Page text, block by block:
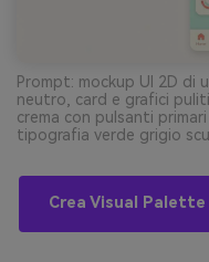
Prompt: mockup UI 2D di
neutro, card e grafici
crema con pulsanti
tipografia verde grigio
Crea Visual Palette